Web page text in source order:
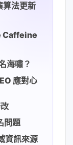
算法更新
Caffeine
海嘯？
應對心
問題
資訊來源